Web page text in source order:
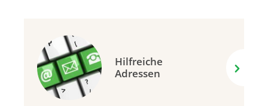
Hilfreiche
Adressen